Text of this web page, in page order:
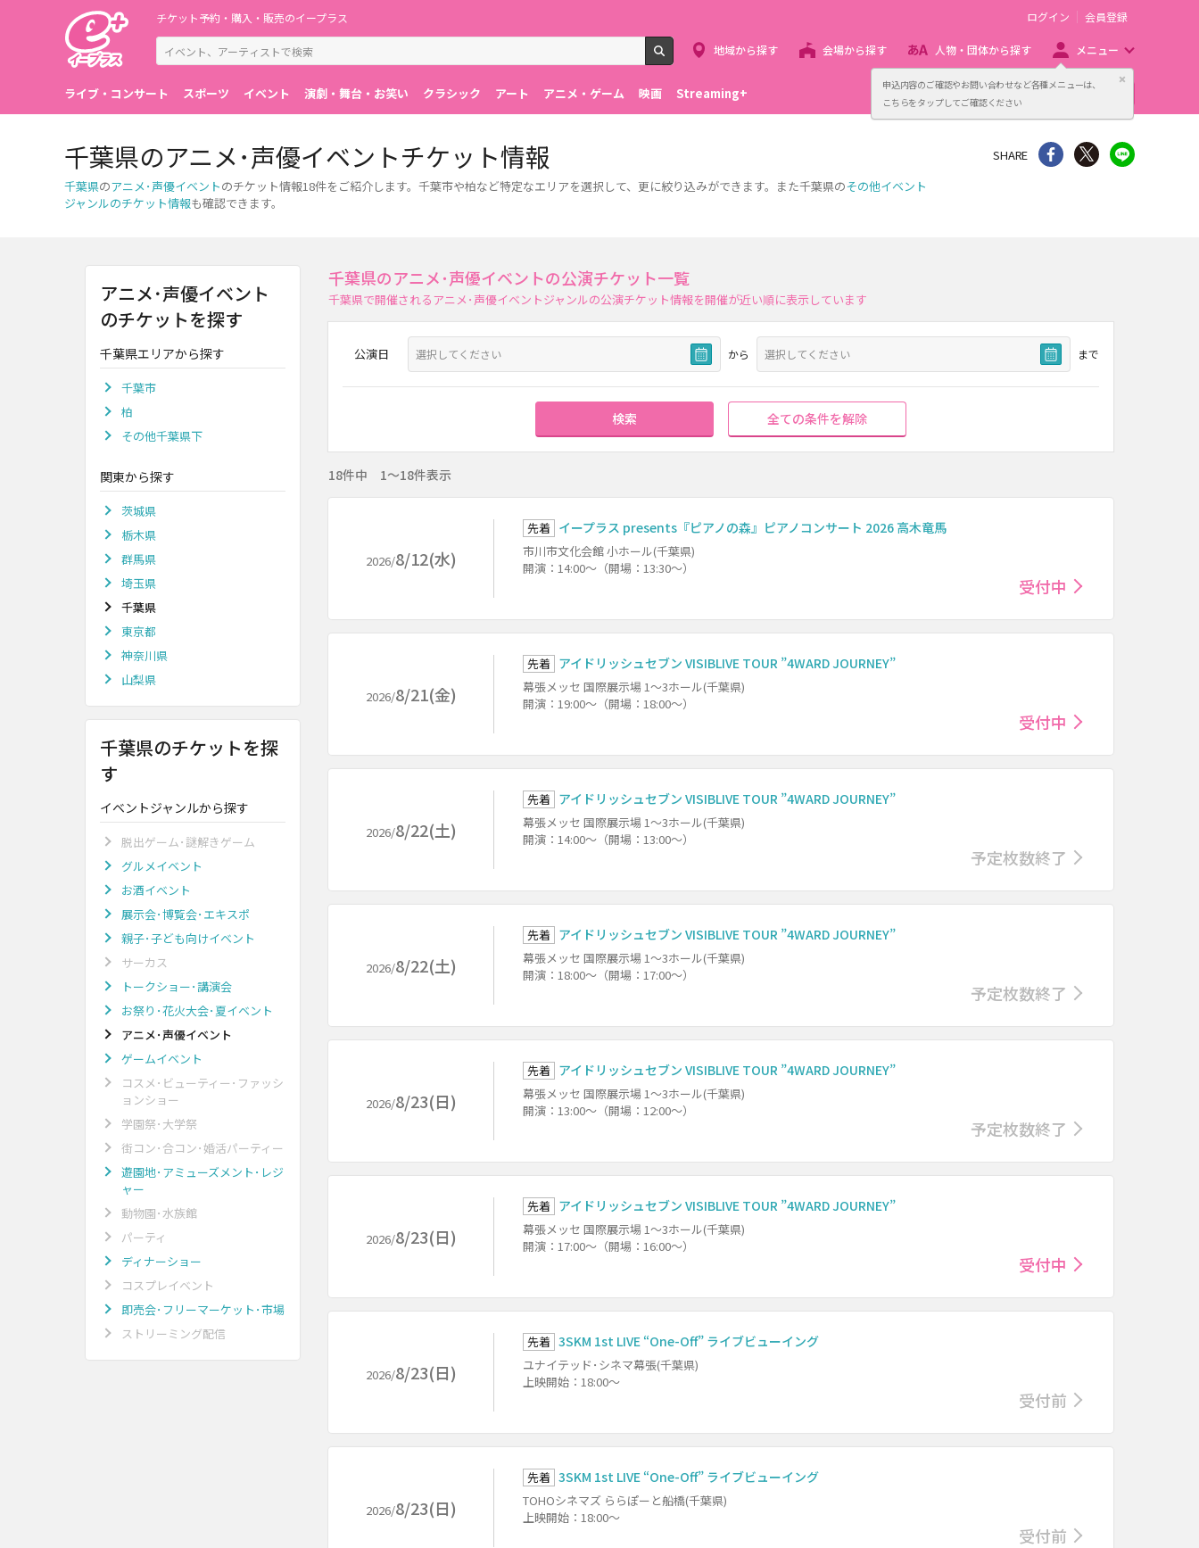
申込内容のご確認やお問い合わせなど各種メニューは、
こちらをタップしてご確認ください
閉じる
チケット予約・購入・販売のイープラス
検索
ログイン 会員登録
地域から探す 会場から探す 人物・団体から探す メニュー
ライブ・コンサート スポーツ イベント 演劇・舞台・お笑い クラシック アート アニメ・ゲーム 映画 Streaming+ 主催者向け販売サービス
千葉県のアニメ･声優イベントチケット情報
千葉県のアニメ･声優イベントのチケット情報18件をご紹介します。千葉市や柏など特定なエリアを選択して、更に絞り込みができます。また千葉県のその他イベント
ジャンルのチケット情報も確認できます。
SHARE シェア Twitter
千葉県のアニメ･声優イベントの公演チケット一覧
千葉県で開催されるアニメ･声優イベントジャンルの公演チケット情報を開催が近い順に表示しています
公演日 から まで
検索 全ての条件を解除
18件中 1～18件表示
2026/8/12(水)
先着 イープラス presents『ピアノの森』ピアノコンサート 2026 高木竜馬
市川市文化会館 小ホール(千葉県)
開演：14:00～（開場：13:30～）
受付中
2026/8/21(金)
先着 アイドリッシュセブン VISIBLIVE TOUR ”4WARD JOURNEY”
幕張メッセ 国際展示場 1～3ホール(千葉県)
開演：19:00～（開場：18:00～）
受付中
2026/8/22(土)
先着 アイドリッシュセブン VISIBLIVE TOUR ”4WARD JOURNEY”
幕張メッセ 国際展示場 1～3ホール(千葉県)
開演：14:00～（開場：13:00～）
予定枚数終了
2026/8/22(土)
先着 アイドリッシュセブン VISIBLIVE TOUR ”4WARD JOURNEY”
幕張メッセ 国際展示場 1～3ホール(千葉県)
開演：18:00～（開場：17:00～）
予定枚数終了
2026/8/23(日)
先着 アイドリッシュセブン VISIBLIVE TOUR ”4WARD JOURNEY”
幕張メッセ 国際展示場 1～3ホール(千葉県)
開演：13:00～（開場：12:00～）
予定枚数終了
2026/8/23(日)
先着 アイドリッシュセブン VISIBLIVE TOUR ”4WARD JOURNEY”
幕張メッセ 国際展示場 1～3ホール(千葉県)
開演：17:00～（開場：16:00～）
受付中
2026/8/23(日)
先着 3SKM 1st LIVE “One-Off” ライブビューイング
ユナイテッド･シネマ幕張(千葉県)
上映開始：18:00～
受付前
2026/8/23(日)
先着 3SKM 1st LIVE “One-Off” ライブビューイング
TOHOシネマズ ららぽーと船橋(千葉県)
上映開始：18:00～
受付前
アニメ･声優イベント
のチケットを探す
千葉県エリアから探す
千葉市
柏
その他千葉県下
関東から探す
茨城県
栃木県
群馬県
埼玉県
千葉県
東京都
神奈川県
山梨県
千葉県のチケットを探
す
イベントジャンルから探す
脱出ゲーム･謎解きゲーム
グルメイベント
お酒イベント
展示会･博覧会･エキスポ
親子･子ども向けイベント
サーカス
トークショー･講演会
お祭り･花火大会･夏イベント
アニメ･声優イベント
ゲームイベント
コスメ･ビューティー･ファッシ
ョンショー
学園祭･大学祭
街コン･合コン･婚活パーティー
遊園地･アミューズメント･レジ
ャー
動物園･水族館
パーティ
ディナーショー
コスプレイベント
即売会･フリーマーケット･市場
ストリーミング配信